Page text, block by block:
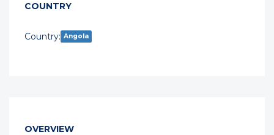
COUNTRY
Country: Angola
OVERVIEW